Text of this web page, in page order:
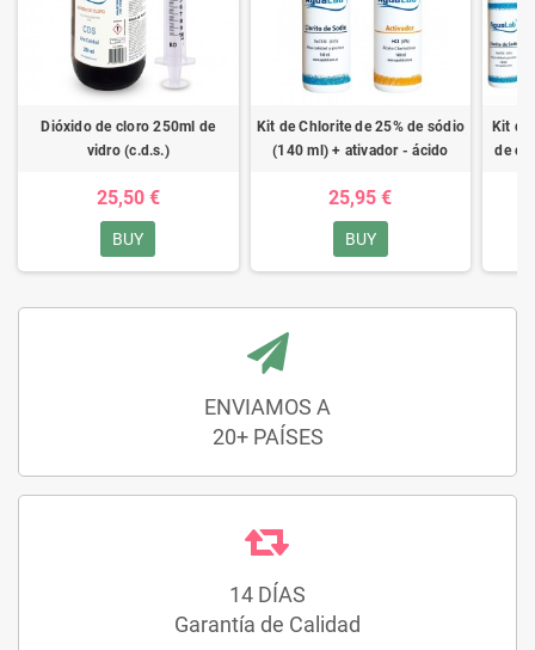
Dióxido de cloro 250ml de
vidro (c.d.s.)
25,50 €
BUY
Kit de Chlorite de 25% de sódio
(140 ml) + ativador - ácido
25,95 €
BUY
Kit de
de
ENVIAMOS A
20+ PAÍSES
14 DÍAS
Garantía de Calidad